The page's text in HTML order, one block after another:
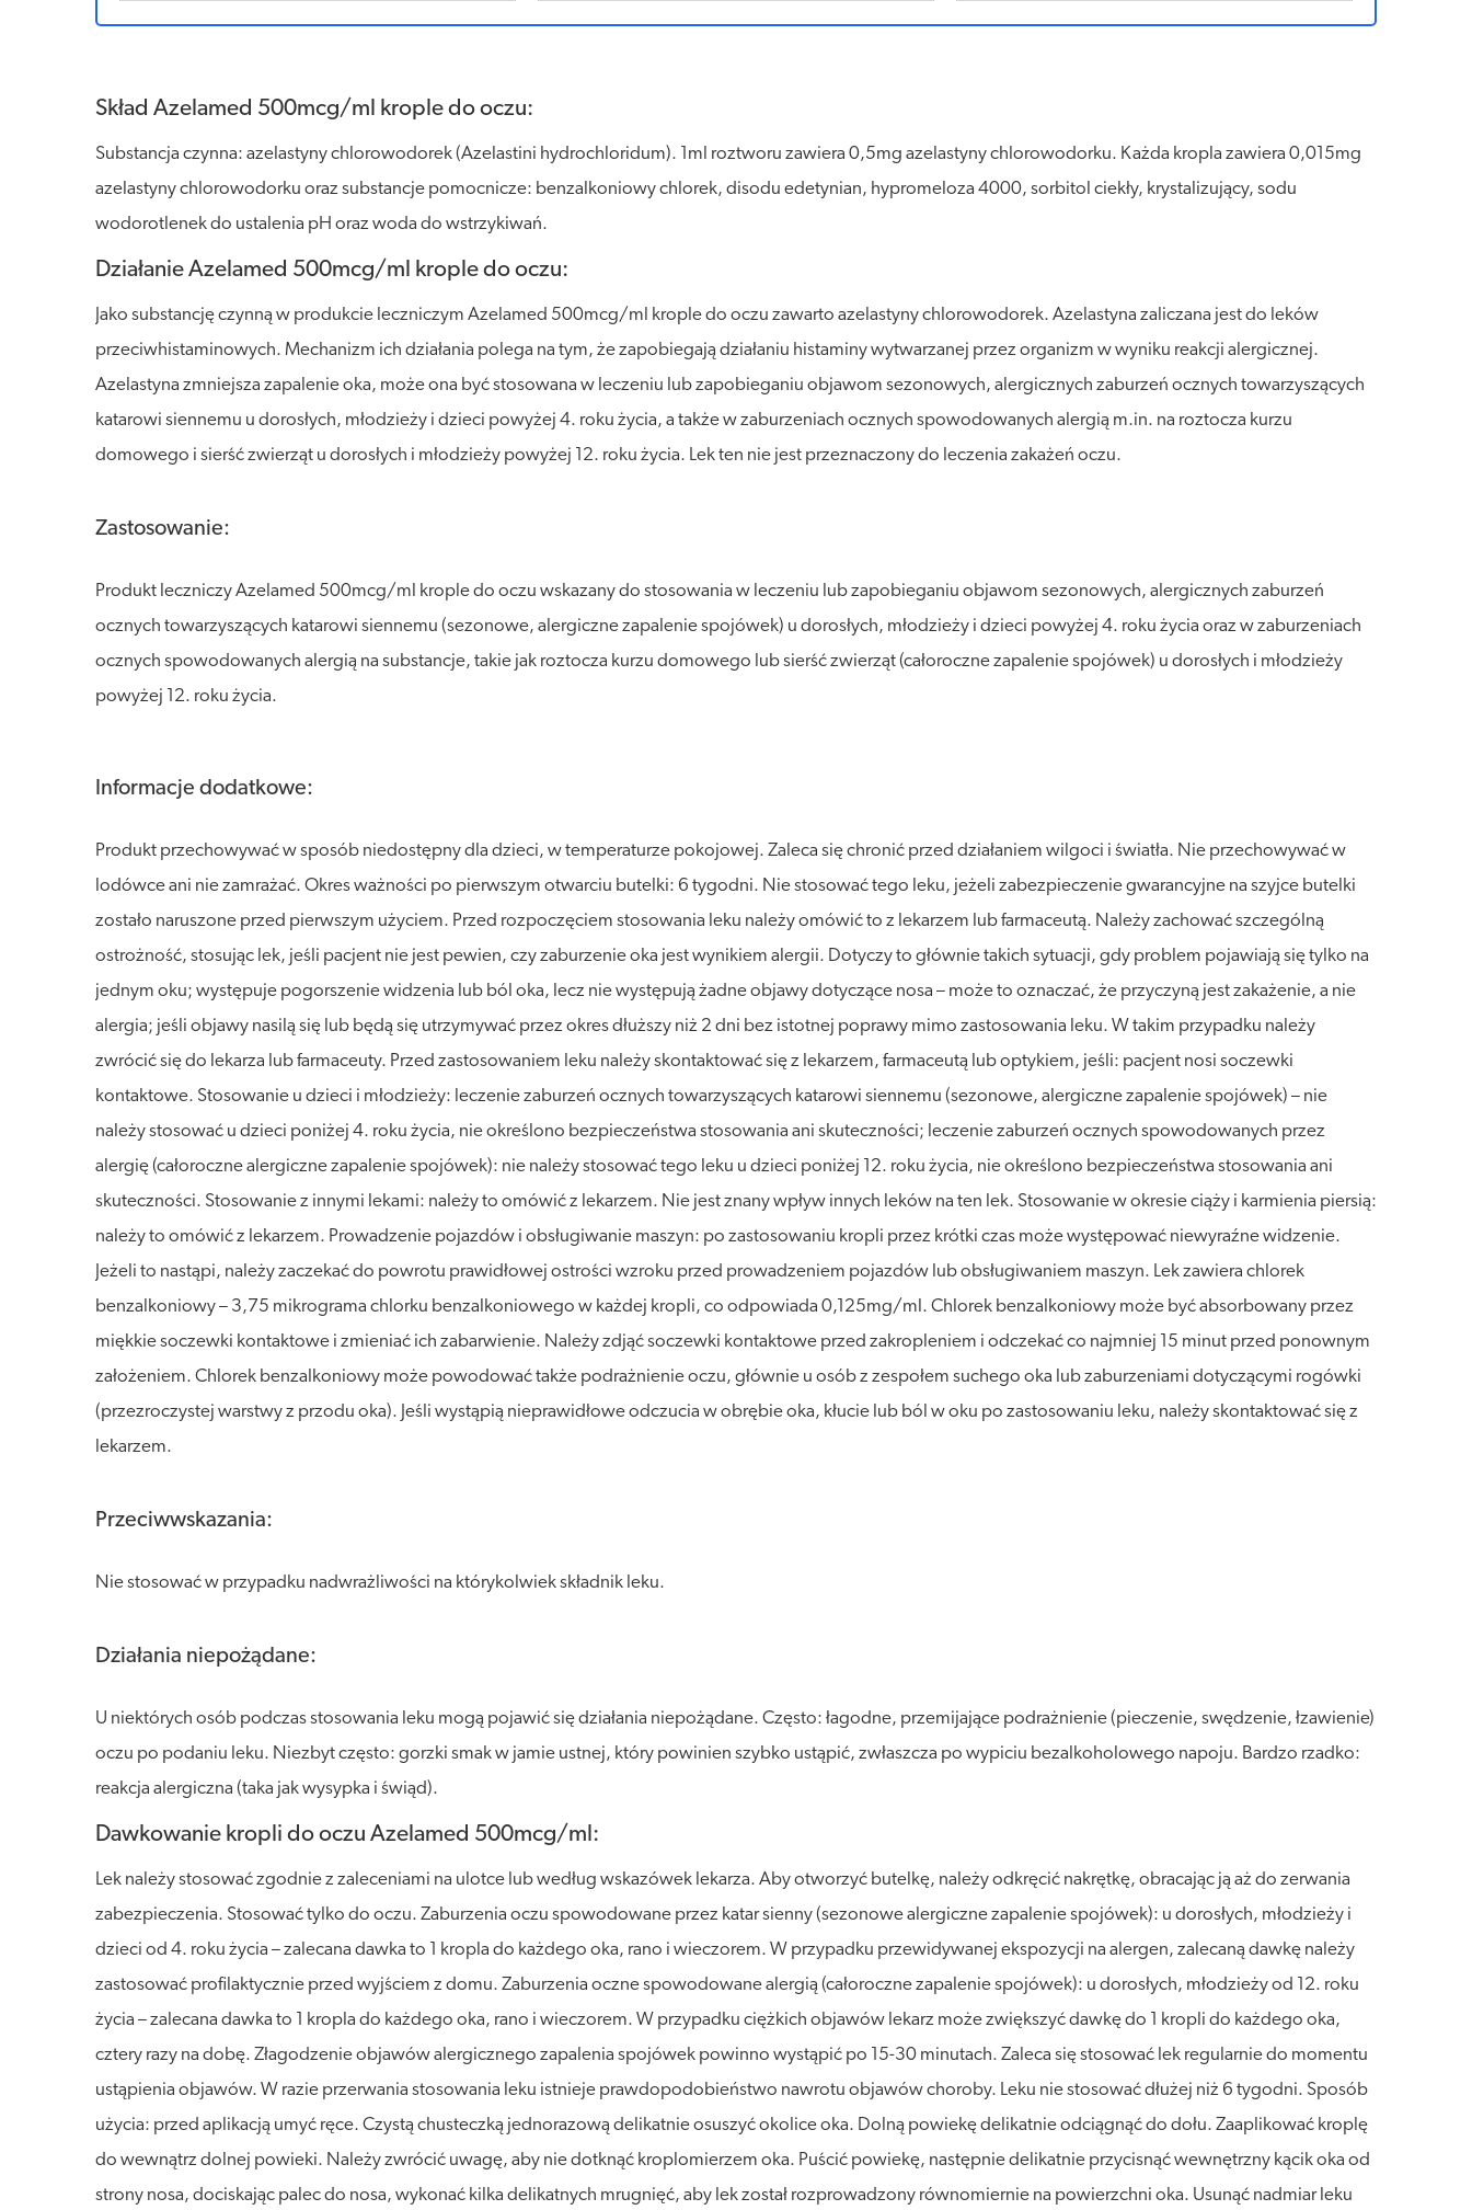
Skład Azelamed 500mcg/ml krople do oczu:
Substancja czynna: azelastyny chlorowodorek (Azelastini hydrochloridum). 1ml roztworu zawiera 0,5mg azelastyny chlorowodorku. Każda kropla zawiera 0,015mg
azelastyny chlorowodorku oraz substancje pomocnicze: benzalkoniowy chlorek, disodu edetynian, hypromeloza 4000, sorbitol ciekły, krystalizujący, sodu
wodorotlenek do ustalenia pH oraz woda do wstrzykiwań.
Działanie Azelamed 500mcg/ml krople do oczu:
Jako substancję czynną w produkcie leczniczym Azelamed 500mcg/ml krople do oczu zawarto azelastyny chlorowodorek. Azelastyna zaliczana jest do leków
przeciwhistaminowych. Mechanizm ich działania polega na tym, że zapobiegają działaniu histaminy wytwarzanej przez organizm w wyniku reakcji alergicznej.
Azelastyna zmniejsza zapalenie oka, może ona być stosowana w leczeniu lub zapobieganiu objawom sezonowych, alergicznych zaburzeń ocznych towarzyszących
katarowi siennemu u dorosłych, młodzieży i dzieci powyżej 4. roku życia, a także w zaburzeniach ocznych spowodowanych alergią m.in. na roztocza kurzu
domowego i sierść zwierząt u dorosłych i młodzieży powyżej 12. roku życia. Lek ten nie jest przeznaczony do leczenia zakażeń oczu.
Zastosowanie:
Produkt leczniczy Azelamed 500mcg/ml krople do oczu wskazany do stosowania w leczeniu lub zapobieganiu objawom sezonowych, alergicznych zaburzeń
ocznych towarzyszących katarowi siennemu (sezonowe, alergiczne zapalenie spojówek) u dorosłych, młodzieży i dzieci powyżej 4. roku życia oraz w zaburzeniach
ocznych spowodowanych alergią na substancje, takie jak roztocza kurzu domowego lub sierść zwierząt (całoroczne zapalenie spojówek) u dorosłych i młodzieży
powyżej 12. roku życia.
Informacje dodatkowe:
Produkt przechowywać w sposób niedostępny dla dzieci, w temperaturze pokojowej. Zaleca się chronić przed działaniem wilgoci i światła. Nie przechowywać w
lodówce ani nie zamrażać. Okres ważności po pierwszym otwarciu butelki: 6 tygodni. Nie stosować tego leku, jeżeli zabezpieczenie gwarancyjne na szyjce butelki
zostało naruszone przed pierwszym użyciem. Przed rozpoczęciem stosowania leku należy omówić to z lekarzem lub farmaceutą. Należy zachować szczególną
ostrożność, stosując lek, jeśli pacjent nie jest pewien, czy zaburzenie oka jest wynikiem alergii. Dotyczy to głównie takich sytuacji, gdy problem pojawiają się tylko na
jednym oku; występuje pogorszenie widzenia lub ból oka, lecz nie występują żadne objawy dotyczące nosa – może to oznaczać, że przyczyną jest zakażenie, a nie
alergia; jeśli objawy nasilą się lub będą się utrzymywać przez okres dłuższy niż 2 dni bez istotnej poprawy mimo zastosowania leku. W takim przypadku należy
zwrócić się do lekarza lub farmaceuty. Przed zastosowaniem leku należy skontaktować się z lekarzem, farmaceutą lub optykiem, jeśli: pacjent nosi soczewki
kontaktowe. Stosowanie u dzieci i młodzieży: leczenie zaburzeń ocznych towarzyszących katarowi siennemu (sezonowe, alergiczne zapalenie spojówek) – nie
należy stosować u dzieci poniżej 4. roku życia, nie określono bezpieczeństwa stosowania ani skuteczności; leczenie zaburzeń ocznych spowodowanych przez
alergię (całoroczne alergiczne zapalenie spojówek): nie należy stosować tego leku u dzieci poniżej 12. roku życia, nie określono bezpieczeństwa stosowania ani
skuteczności. Stosowanie z innymi lekami: należy to omówić z lekarzem. Nie jest znany wpływ innych leków na ten lek. Stosowanie w okresie ciąży i karmienia piersią:
należy to omówić z lekarzem. Prowadzenie pojazdów i obsługiwanie maszyn: po zastosowaniu kropli przez krótki czas może występować niewyraźne widzenie.
Jeżeli to nastąpi, należy zaczekać do powrotu prawidłowej ostrości wzroku przed prowadzeniem pojazdów lub obsługiwaniem maszyn. Lek zawiera chlorek
benzalkoniowy – 3,75 mikrograma chlorku benzalkoniowego w każdej kropli, co odpowiada 0,125mg/ml. Chlorek benzalkoniowy może być absorbowany przez
miękkie soczewki kontaktowe i zmieniać ich zabarwienie. Należy zdjąć soczewki kontaktowe przed zakropleniem i odczekać co najmniej 15 minut przed ponownym
założeniem. Chlorek benzalkoniowy może powodować także podrażnienie oczu, głównie u osób z zespołem suchego oka lub zaburzeniami dotyczącymi rogówki
(przezroczystej warstwy z przodu oka). Jeśli wystąpią nieprawidłowe odczucia w obrębie oka, kłucie lub ból w oku po zastosowaniu leku, należy skontaktować się z
lekarzem.
Przeciwwskazania:
Nie stosować w przypadku nadwrażliwości na którykolwiek składnik leku.
Działania niepożądane:
U niektórych osób podczas stosowania leku mogą pojawić się działania niepożądane. Często: łagodne, przemijające podrażnienie (pieczenie, swędzenie, łzawienie)
oczu po podaniu leku. Niezbyt często: gorzki smak w jamie ustnej, który powinien szybko ustąpić, zwłaszcza po wypiciu bezalkoholowego napoju. Bardzo rzadko:
reakcja alergiczna (taka jak wysypka i świąd).
Dawkowanie kropli do oczu Azelamed 500mcg/ml:
Lek należy stosować zgodnie z zaleceniami na ulotce lub według wskazówek lekarza. Aby otworzyć butelkę, należy odkręcić nakrętkę, obracając ją aż do zerwania
zabezpieczenia. Stosować tylko do oczu. Zaburzenia oczu spowodowane przez katar sienny (sezonowe alergiczne zapalenie spojówek): u dorosłych, młodzieży i
dzieci od 4. roku życia – zalecana dawka to 1 kropla do każdego oka, rano i wieczorem. W przypadku przewidywanej ekspozycji na alergen, zalecaną dawkę należy
zastosować profilaktycznie przed wyjściem z domu. Zaburzenia oczne spowodowane alergią (całoroczne zapalenie spojówek): u dorosłych, młodzieży od 12. roku
życia – zalecana dawka to 1 kropla do każdego oka, rano i wieczorem. W przypadku ciężkich objawów lekarz może zwiększyć dawkę do 1 kropli do każdego oka,
cztery razy na dobę. Złagodzenie objawów alergicznego zapalenia spojówek powinno wystąpić po 15-30 minutach. Zaleca się stosować lek regularnie do momentu
ustąpienia objawów. W razie przerwania stosowania leku istnieje prawdopodobieństwo nawrotu objawów choroby. Leku nie stosować dłużej niż 6 tygodni. Sposób
użycia: przed aplikacją umyć ręce. Czystą chusteczką jednorazową delikatnie osuszyć okolice oka. Dolną powiekę delikatnie odciągnąć do dołu. Zaaplikować kroplę
do wewnątrz dolnej powieki. Należy zwrócić uwagę, aby nie dotknąć kroplomierzem oka. Puścić powiekę, następnie delikatnie przycisnąć wewnętrzny kącik oka od
strony nosa, dociskając palec do nosa, wykonać kilka delikatnych mrugnięć, aby lek został rozprowadzony równomiernie na powierzchni oka. Usunąć nadmiar leku